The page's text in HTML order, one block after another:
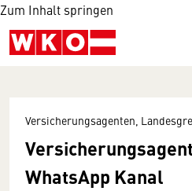
Zum Inhalt springen
Versicherungsagenten,
WhatsApp Kanal